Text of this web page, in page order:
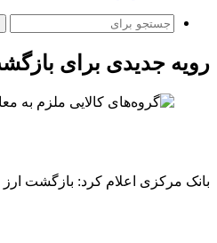
رویه جدیدی برای
بانک مرکزی اعلام کرد: بازگشت